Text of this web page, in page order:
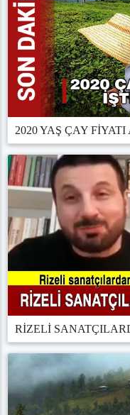
2020 YAŞ ÇAY
RİZELİ